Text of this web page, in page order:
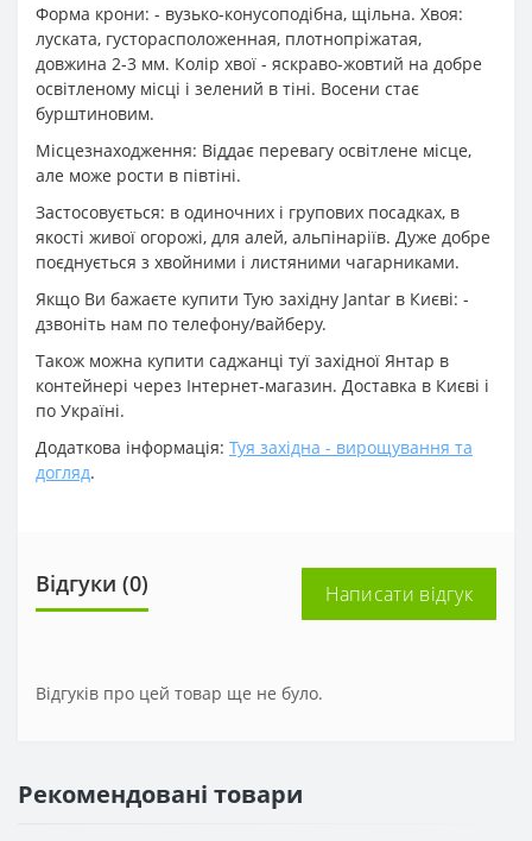
Форма крони: - вузько-конусоподібна, щільна. Хвоя:
луската, густорасположенная, плотнопріжатая,
довжина 2-3 мм. Колір хвої - яскраво-жовтий на добре
освітленому місці і зелений в тіні. Восени стає
бурштиновим.
Місцезнаходження: Віддає перевагу освітлене місце,
але може рости в півтіні.
Застосовується: в одиночних і групових посадках, в
якості живої огорожі, для алей, альпінаріїв. Дуже добре
поєднується з хвойними і листяними чагарниками.
Якщо Ви бажаєте купити Тую західну Jantar в Києві: -
дзвоніть нам по телефону/вайберу.
Також можна купити саджанці туї західної Янтар в
контейнері через Інтернет-магазин. Доставка в Києві і
по Україні.
Додаткова інформація: Туя західна - вирощування та
догляд.
Відгуки (0) Написати відгук
Відгуків про цей товар ще не було.
Рекомендовані товари